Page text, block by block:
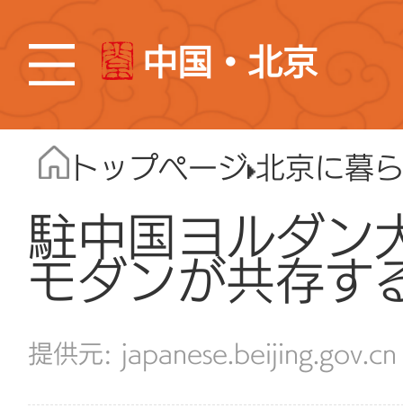
中国・北京
トップページ 北京に暮
駐中国ヨルダン
モダンが共存す
japanese.beijing.gov.cn